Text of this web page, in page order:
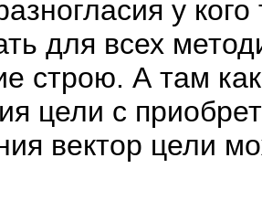
у
для всех
строю. А там
цели с
вектор цели